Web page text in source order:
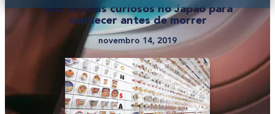
Seis museus curiosos no Japão para
conhecer antes de morrer
novembro 14, 2019